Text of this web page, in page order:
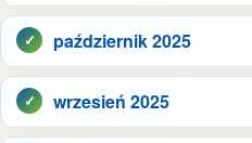
październik 2025
wrzesień 2025